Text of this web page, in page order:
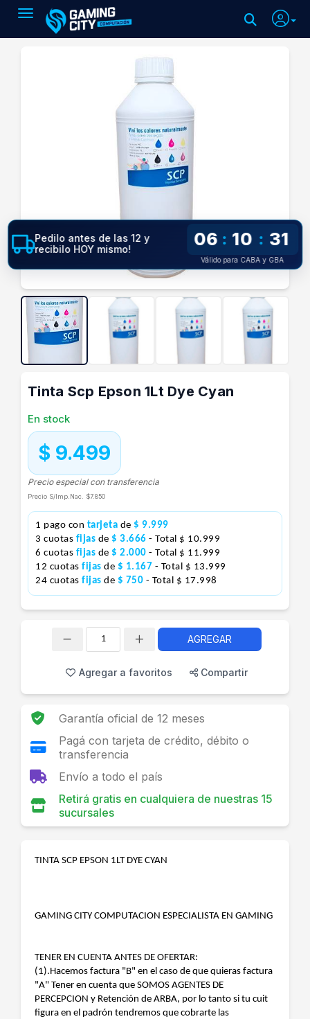
Toggle navigation
Tinta Scp Epson 1Lt Dye Cyan
En stock
$ 9.499
Precio especial con transferencia
Precio S/Imp.Nac. $7.850
1 pago con tarjeta de $ 9.999
3 cuotas fijas de $ 3.666 - Total $ 10.999
6 cuotas fijas de $ 2.000 - Total $ 11.999
12 cuotas fijas de $ 1.167 - Total $ 13.999
24 cuotas fijas de $ 750 - Total $ 17.998
Pedilo antes de las 12 y
recibilo HOY mismo!
06 : 10 : 31
Válido para CABA y GBA
AGREGAR
Agregar a favoritos Compartir
Garantía oficial de 12 meses
Pagá con tarjeta de crédito, débito o
transferencia
Envío a todo el país
Retirá gratis en cualquiera de nuestras 15
sucursales
TINTA SCP EPSON 1LT DYE CYAN
GAMING CITY COMPUTACION ESPECIALISTA EN GAMING
TENER EN CUENTA ANTES DE OFERTAR:
(1).Hacemos factura "B" en el caso de que quieras factura
"A" Tener en cuenta que SOMOS AGENTES DE
PERCEPCION y Retención de ARBA, por lo tanto si tu cuit
figura en el padrón tendremos que cobrarte las